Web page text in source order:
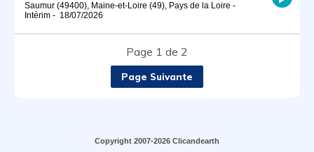
Saumur (49400), Maine-et-Loire (49), Pays de la Loire -
Intérim - 18/07/2026
Page 1 de 2
Page Suivante
Copyright 2007-2026 Clicandearth